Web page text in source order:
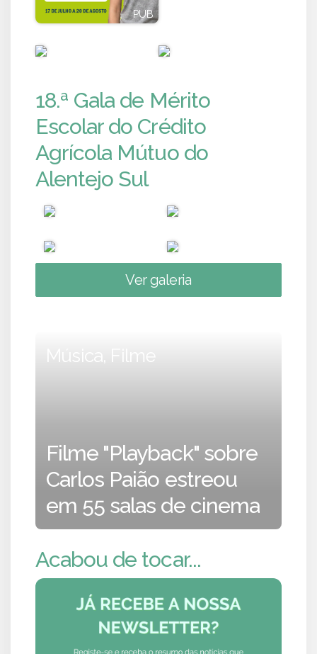
PUB
18.ª Gala de Mérito
Escolar do Crédito
Agrícola Mútuo do
Alentejo Sul
Ver galeria
Música, Filme
Filme "Playback" sobre
Carlos Paião estreou
em 55 salas de cinema
Acabou de tocar...